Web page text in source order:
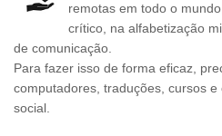
remotas em todo o
crítico, na alfabetização
de comunicação.
Para fazer isso de forma eficaz,
computadores, traduções, cursos
social.